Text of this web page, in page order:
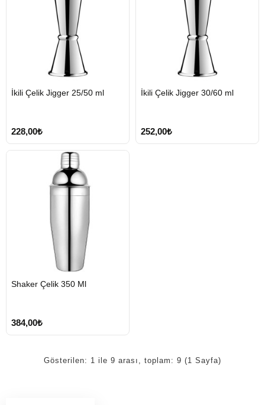
GÖNDERİ
İkili Çelik Jigger 25/50 ml
228,00₺
GÖNDERİ
İkili Çelik Jigger 30/60 ml
252,00₺
GÖNDERİ
Shaker Çelik 350 Ml
384,00₺
Gösterilen: 1 ile 9 arası, toplam: 9 (1 Sayfa)